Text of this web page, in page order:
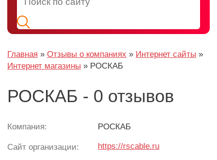
Главная » Отзывы о компаниях » Интернет сайты »
Интернет магазины » РОСКАБ
РОСКАБ - 0 отзывов
Компания: РОСКАБ
Сайт организации: https://rscable.ru